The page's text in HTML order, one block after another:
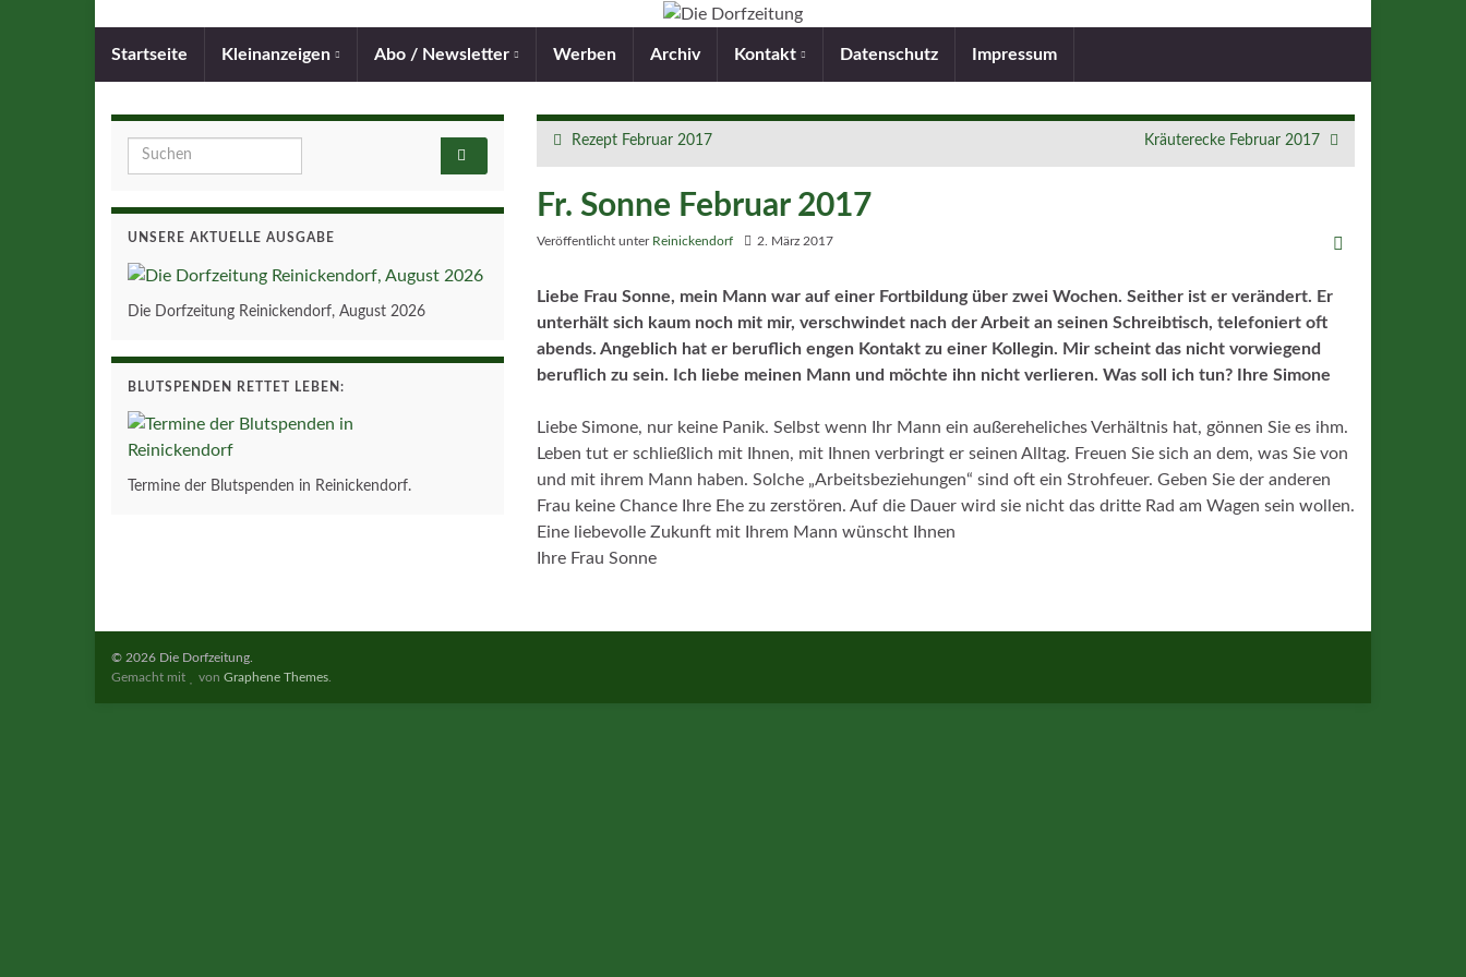
Startseite Kleinanzeigen Abo / Newsletter Werben Archiv Kontakt Datenschutz Impressum
Rezept Februar 2017 Kräuterecke Februar 2017
Fr. Sonne Februar 2017
Veröffentlicht unter Reinickendorf 2. März 2017
Liebe Frau Sonne, mein Mann war auf einer Fortbildung über zwei Wochen. Seither ist er verändert. Er
unterhält sich kaum noch mit mir, verschwindet nach der Arbeit an seinen Schreibtisch, telefoniert oft
abends. Angeblich hat er beruflich engen Kontakt zu einer Kollegin. Mir scheint das nicht vorwiegend
beruflich zu sein. Ich liebe meinen Mann und möchte ihn nicht verlieren. Was soll ich tun? Ihre Simone
Liebe Simone, nur keine Panik. Selbst wenn Ihr Mann ein außereheliches Verhältnis hat, gönnen Sie es ihm.
Leben tut er schließlich mit Ihnen, mit Ihnen verbringt er seinen Alltag. Freuen Sie sich an dem, was Sie von
und mit ihrem Mann haben. Solche „Arbeitsbeziehungen“ sind oft ein Strohfeuer. Geben Sie der anderen
Frau keine Chance Ihre Ehe zu zerstören. Auf die Dauer wird sie nicht das dritte Rad am Wagen sein wollen.
Eine liebevolle Zukunft mit Ihrem Mann wünscht Ihnen
Ihre Frau Sonne
Search for:
UNSERE AKTUELLE AUSGABE
Die Dorfzeitung Reinickendorf, August 2026
BLUTSPENDEN RETTET LEBEN:
Termine der Blutspenden in Reinickendorf.
© 2026 Die Dorfzeitung.
Gemacht mit
vonGraphene Themes